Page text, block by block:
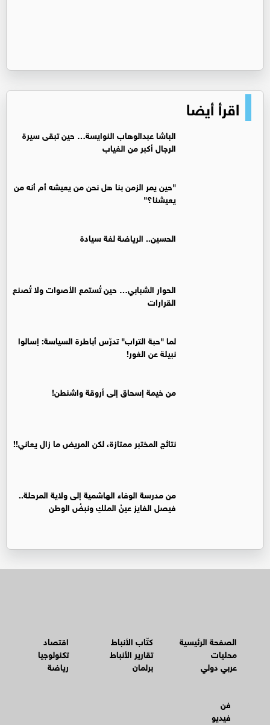
اقرأ أيضا
الباشا عبدالوهاب النوايسة… حين تبقى سيرة
الرجال أكبر من الغياب
"حين يمر الزمن بنا هل نحن من يعيشه أم أنه من
يعيشنا؟"
الحسين.. الرياضة لغة سيادة
الحوار الشبابي… حين تُستمع الأصوات ولا تُصنع
القرارات
لما "حبة التراب" تدرّس أباطرة السياسة: إسالوا
نبيلة عن الغور!
من خيمة إسحاق إلى أروقة واشنطن!
نتائج المختبر ممتازة، لكن المريض ما زال يعاني!!
من مدرسة الوفاء الهاشمية إلى ولاية المرحلة..
فيصل الفايز عينُ الملكِ ونبضُ الوطن
الصفحة الرئيسية
محليات
عربي دولي
كتّاب الأنباط
تقارير الأنباط
برلمان
اقتصاد
تكنولوجيا
رياضة
فن
فيديو